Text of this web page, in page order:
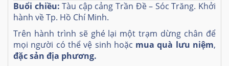
Buổi chiều: Tàu cập cảng Trần Đề – Sóc Trăng. Khởi
hành về Tp. Hồ Chí Minh.
Trên hành trình sẽ ghé lại một trạm dừng chân để
mọi người có thể vệ sinh hoặc mua quà lưu niệm,
đặc sản địa phương.